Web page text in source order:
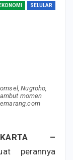
EKONOMI SELULAR
Nugroho,
momen
–
perannya